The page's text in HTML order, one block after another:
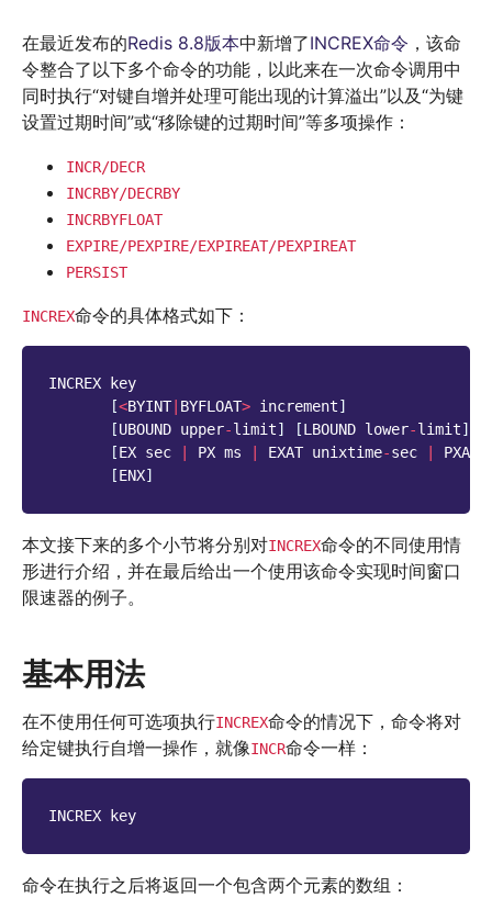
在最近发布的Redis 8.8版本中新增了INCREX命令 ，该命
令整合了以下多个命令的功能，以此来在一次命令调用中
同时执行“对键自增并处理可能出现的计算溢出”以及“为键
设置过期时间”或“移除键的过期时间”等多项操作：
INCR/DECR
INCRBY/DECRBY
INCRBYFLOAT
EXPIRE/PEXPIRE/EXPIREAT/PEXPIREAT
PERSIST
INCREX命令的具体格式如下：
INCREX
key
[<BYINT| BYFLOAT> increment]
[UBOUND upper-limit] [LBOUND lower-limit]
[EX sec PX ms EXAT unixtime-sec PXAT
[ENX]
本文接下来的多个小节将分别对INCREX命令的不同使用情
形进行介绍，并在最后给出一个使用该命令实现时间窗口
限速器的例子。
基本用法
在不使用任何可选项执行INCREX命令的情况下，命令将对
给定键执行自增一操作，就像INCR命令一样：
INCREX key
命令在执行之后将返回一个包含两个元素的数组：